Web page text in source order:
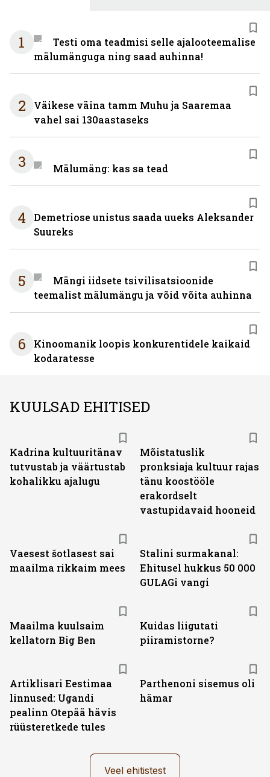
1
Testi oma teadmisi selle ajalooteemalise
mälumänguga ning saad auhinna!
2
Väikese väina tamm Muhu ja Saaremaa
vahel sai 130aastaseks
3 Mälumäng: kas sa tead
4
Demetriose unistus saada uueks Aleksander
Suureks
5
Mängi iidsete tsivilisatsioonide
teemalist mälumängu ja võid võita auhinna
6
Kinoomanik loopis konkurentidele kaikaid
kodaratesse
KUULSAD EHITISED
Kadrina kultuuritänav
tutvustab ja väärtustab
kohalikku ajalugu
Mõistatuslik
pronksiaja kultuur rajas
tänu koostööle
erakordselt
vastupidavaid hooneid
Vaesest šotlasest sai
maailma rikkaim mees
Stalini surmakanal:
Ehitusel hukkus 50 000
GULAGi vangi
Maailma kuulsaim
kellatorn Big Ben
Kuidas liigutati
piiramistorne?
Artiklisari Eestimaa
linnused: Ugandi
pealinn Otepää hävis
rüüsteretkede tules
Parthenoni sisemus oli
hämar
Veel ehitistest